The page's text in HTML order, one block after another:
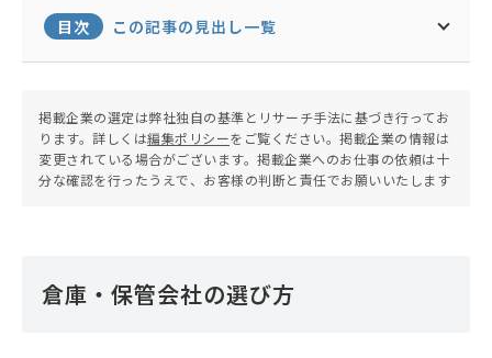
貿易企画に従事する。北南米、中国、ベトナム、フ
ィリピンの輸送を担当。日本と海外拠点間だけでな
く、海外拠点同士の輸送管理も行っている。
目次 この記事の見出し一覧
掲載企業の選定は弊社独自の基準とリサーチ手法に基づき行ってお
ります。詳しくは編集ポリシーをご覧ください。掲載企業の情報は
変更されている場合がございます。掲載企業へのお仕事の依頼は十
分な確認を行ったうえで、お客様の判断と責任でお願いいたします
倉庫・保管会社の選び方